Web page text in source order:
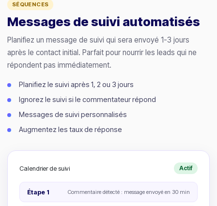
SÉQUENCES
Messages de suivi automatisés
Planifiez un message de suivi qui sera envoyé 1-3 jours
après le contact initial. Parfait pour nourrir les leads qui ne
répondent pas immédiatement.
Planifiez le suivi après 1, 2 ou 3 jours
Ignorez le suivi si le commentateur répond
Messages de suivi personnalisés
Augmentez les taux de réponse
Calendrier de suivi Actif
Étape 1 Commentaire détecté : message envoyé en 30 min